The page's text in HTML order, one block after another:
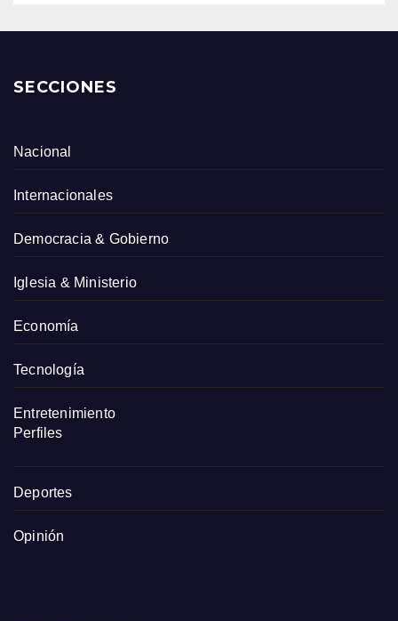
SECCIONES
Nacional
Internacionales
Democracia & Gobierno
Iglesia & Ministerio
Economía
Tecnología
Entretenimiento
Perfiles
Deportes
Opinión